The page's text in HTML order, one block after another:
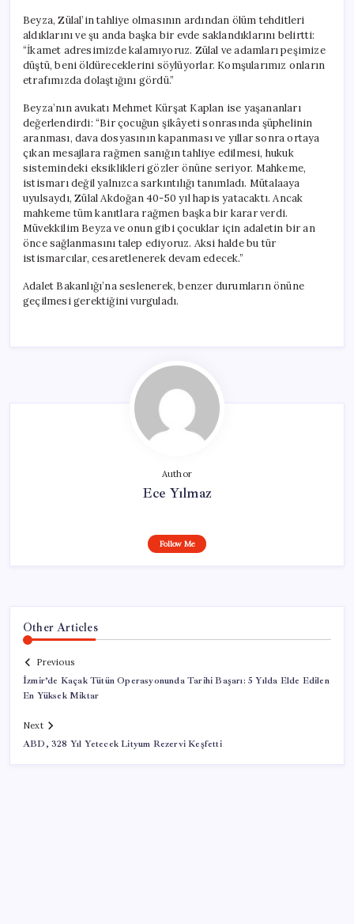
Beyza, Zülal’in tahliye olmasının ardından ölüm tehditleri
aldıklarını ve şu anda başka bir evde saklandıklarını belirtti:
“İkamet adresimizde kalamıyoruz. Zülal ve adamları peşimize
düştü, beni öldüreceklerini söylüyorlar. Komşularımız onların
etrafımızda dolaştığını gördü.”
Beyza’nın avukatı Mehmet Kürşat Kaplan ise yaşananları
değerlendirdi: “Bir çocuğun şikâyeti sonrasında şüphelinin
aranması, dava dosyasının kapanması ve yıllar sonra ortaya
çıkan mesajlara rağmen sanığın tahliye edilmesi, hukuk
sistemindeki eksiklikleri gözler önüne seriyor. Mahkeme,
istismarı değil yalnızca sarkıntılığı tanımladı. Mütalaaya
uyulsaydı, Zülal Akdoğan 40-50 yıl hapis yatacaktı. Ancak
mahkeme tüm kanıtlara rağmen başka bir karar verdi.
Müvekkilim Beyza ve onun gibi çocuklar için adaletin bir an
önce sağlanmasını talep ediyoruz. Aksi halde bu tür
istismarcılar, cesaretlenerek devam edecek.”
Adalet Bakanlığı’na seslenerek, benzer durumların önüne
geçilmesi gerektiğini vurguladı.
Author
Ece Yılmaz
Follow Me
Other Articles
Previous
İzmir’de Kaçak Tütün Operasyonunda Tarihi Başarı: 5 Yılda Elde Edilen
En Yüksek Miktar
Next
ABD, 328 Yıl Yetecek Lityum Rezervi Keşfetti